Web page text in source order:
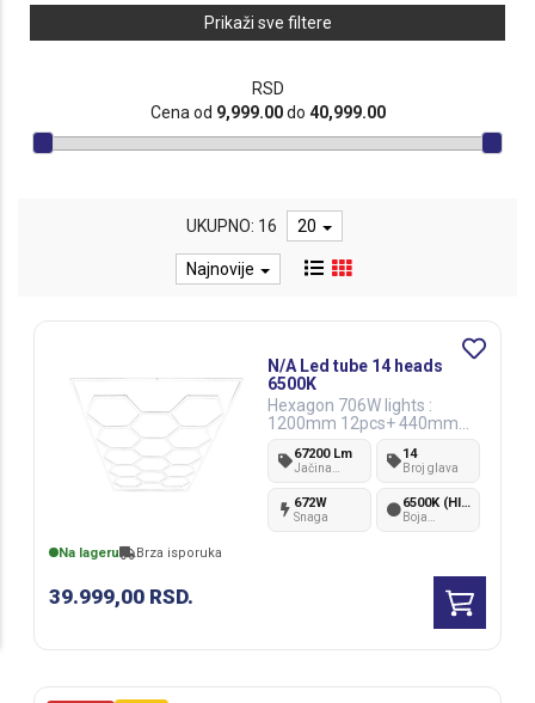
Prikaži sve filtere
RSD
Cena od 9,999.00do 40,999.00
UKUPNO: 16 20
Najnovije
Na lageru Brza isporuka
39.999,00 RSD.
N/A Led tube 14 heads
6500K
Hexagon 706W lights :
1200mm 12pcs+ 440mm
67200 Lm
Jačina
14
Broj glava
672W
Snaga
6500K (Hladno bela)
Boja